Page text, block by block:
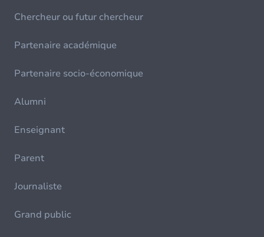
Chercheur ou futur chercheur
Partenaire académique
Partenaire socio-économique
Alumni
Enseignant
Parent
Journaliste
Grand public